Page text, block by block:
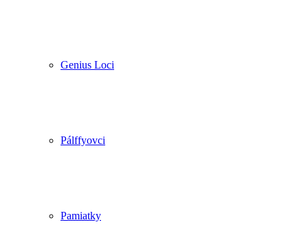
Genius Loci
Pálffyovci
Pamiatky